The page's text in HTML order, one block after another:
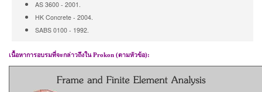
AS 3600 - 2001.
HK Concrete - 2004.
SABS 0100 - 1992.
เนื้อหาการอบรมที่จะกล่าวถึงในProkon (ตามหัวข้อ):